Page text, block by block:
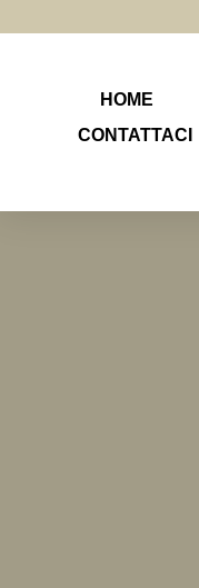
HOME
CONTATTACI